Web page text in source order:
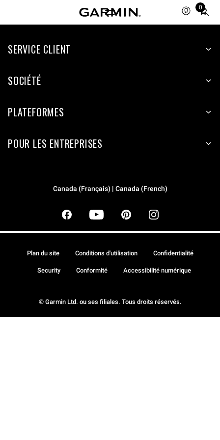
0
Total
items
cart:
SERVICE CLIENT
SOCIÉTÉ
PLATEFORMES
POUR LES ENTREPRISES
Canada (Français) | Canada (French)
© Garmin Ltd. ou ses filiales. Tous droits réservés.
Plan du site Conditions d'utilisation Confidentialité
Security Conformité Accessibilité numérique